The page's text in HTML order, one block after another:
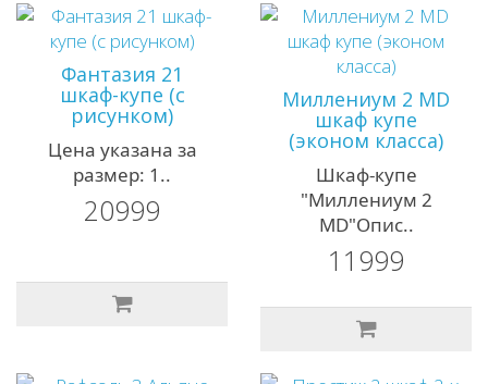
Фантазия 21
шкаф-купе (с
рисунком)
Цена указана за
размер: 1..
20999
Миллениум 2 MD
шкаф купе
(эконом класса)
Шкаф-купе
"Миллениум 2
MD"Опис..
11999